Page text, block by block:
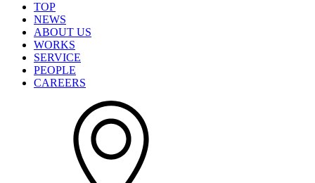
TOP
NEWS
ABOUT US
WORKS
SERVICE
PEOPLE
CAREERS